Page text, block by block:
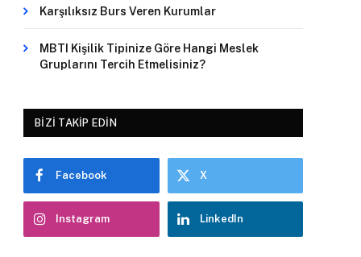
Karşılıksız Burs Veren Kurumlar
MBTI Kişilik Tipinize Göre Hangi Meslek
Gruplarını Tercih Etmelisiniz?
BIZI TAKIP EDIN
Facebook X
Instagram LinkedIn